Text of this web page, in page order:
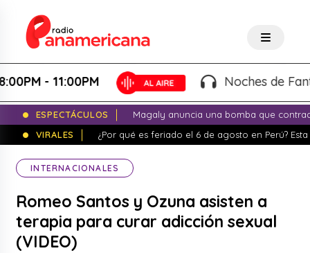
- 11:00PM Noches de
ESPECTÁCULOS
Magaly anuncia una bomba que
VIRALES
¿Por qué es feriado el 6 de agosto en Perú?
INTERNACIONALES
Romeo Santos y Ozuna asisten a
terapia para curar adicción sexual
(VIDEO)